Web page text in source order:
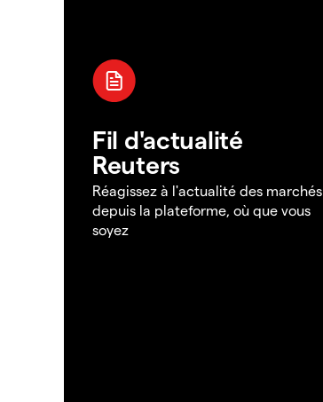
Fil d'actualité
Reuters
Réagissez à l'actualité des marchés
depuis la plateforme, où que vous
soyez